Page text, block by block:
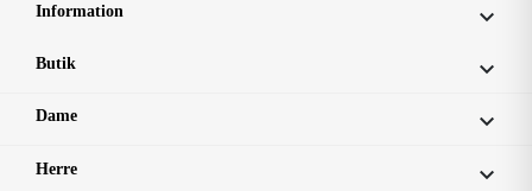
Information 
Butik 
Dame 
Herre 